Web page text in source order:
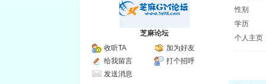
芝麻论坛
收听TA
加为好友
给我留言
打个招呼
发送消息
性别
学历
个人主页